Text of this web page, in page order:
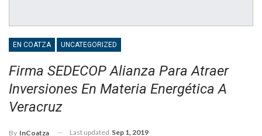
EN COATZA UNCATEGORIZED
Firma SEDECOP Alianza Para Atraer
Inversiones En Materia Energética A
Veracruz
By InCoatza Last updated Sep 1, 2019